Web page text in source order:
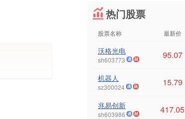
热门股票
股票名称 最新价
沃格光电
sh603773 95.07
机器人
sz300024 15.79
兆易创新
sh603986 417.05